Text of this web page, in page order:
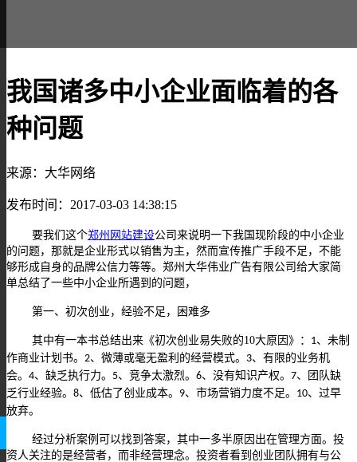
我国诸多中小企业面临着的各
种问题
来源：大华网络
发布时间：2017-03-03 14:38:15
要我们这个郑州网站建设公司来说明一下我国现阶段的中小企业
的问题，那就是企业形式以销售为主，然而宣传推广手段不足，不能
够形成自身的品牌公信力等等。郑州大华伟业广告有限公司给大家简
单总结了一些中小企业所遇到的问题，
第一、初次创业，经验不足，困难多
其中有一本书总结出来《初次创业易失败的10大原因》： 1、未制
作商业计划书。 2、微薄或毫无盈利的经营模式。 3、有限的业务机
会。 4、缺乏执行力。 5、竞争太激烈。 6、没有知识产权。 7、团队缺
乏行业经验。 8、低估了创业成本。 9、市场营销力度不足。 10、过早
放弃。
经过分析案例可以找到答案，其中一多半原因出在管理方面。投
资人关注的是经营者，而非经营理念。投资者看到创业团队拥有与公